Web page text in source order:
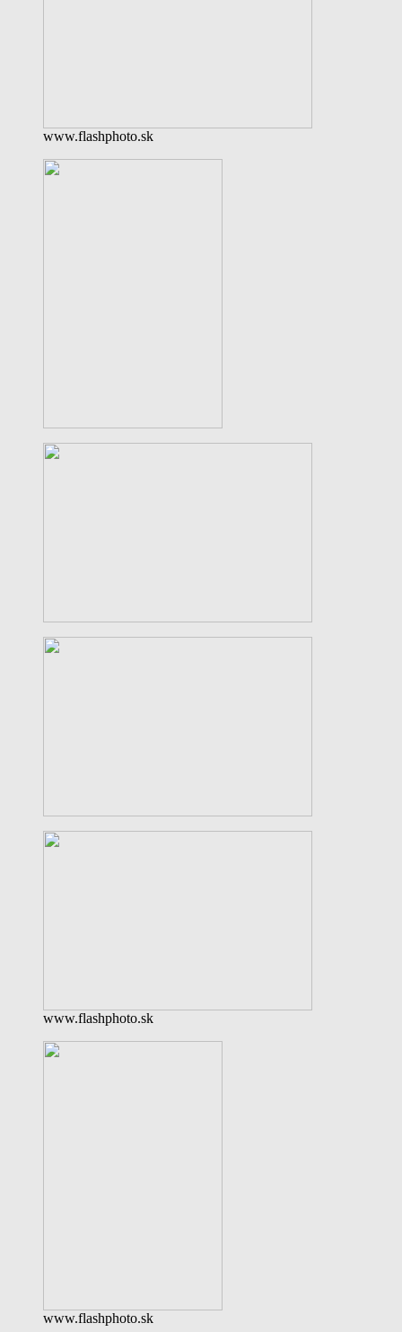
www.flashphoto.sk
www.flashphoto.sk
www.flashphoto.sk